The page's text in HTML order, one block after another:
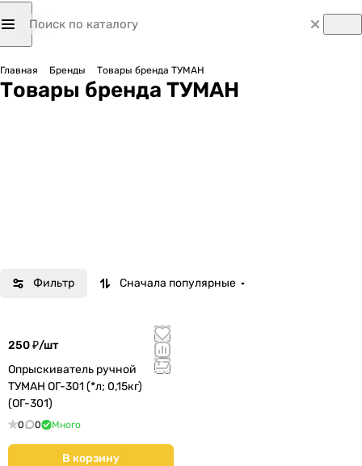
Главная Бренды Товары бренда ТУМАН
Товары бренда ТУМАН
Фильтр Сначала популярные
250 ₽/шт
Опрыскиватель ручной
ТУМАН ОГ-301 (*л; 0,15кг)
(ОГ-301)
0 0 Много
В корзину